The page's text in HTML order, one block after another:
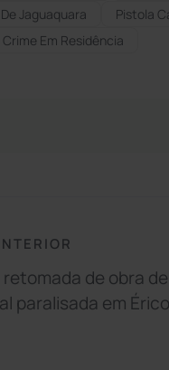
Jaguaquara
Pistola
Crime Em Residência
de obra de
paralisada em Érico